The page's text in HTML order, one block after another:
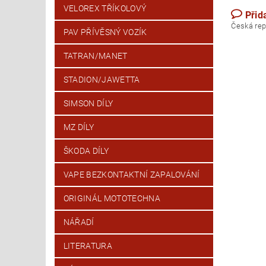
VELOREX TŘÍKOLOVÝ
PAV PŘÍVĚSNÝ VOZÍK
TATRAN/MANET
STADION/JAWETTA
SIMSON DÍLY
MZ DÍLY
ŠKODA DÍLY
VAPE BEZKONTAKTNÍ ZAPALOVÁNÍ
ORIGINÁL MOTOTECHNA
NÁŘADÍ
LITERATURA